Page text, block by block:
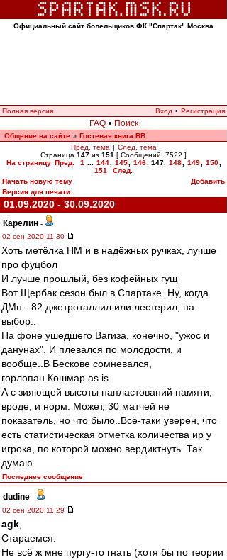
Официальный сайт болельщиков ФК "Спартак" Москва
Полная версия Вход • Регистрация
FAQ • Поиск
Общение на сайте » Гостевая книга ВВ
Пред. тема | След. тема
Страница 147 из 151 [ Сообщений: 7522 ]
На страницу Пред. 1 144 145 146 147 148 149 150
151
След.
Начать новую тему
Добавить
Версия для печати
01.09.2020 - 30.09.2020
Карелин -
02 сен 2020 11:30
Хоть метёлка НМ и в надёжных ручках, лучше
про фуцбол
И лучше прошлый, без кофейных гущ
Вот Щербак сезон был в Спартаке. Ну, когда
ДМн - 82 джетроталлил или лестерил, на
выбор..
На фоне ушедшего Вагиза, конечно, "ужос и
данунах". И плевался по молодости, и
вообще..В Бескове сомневался,
горлопан.Кошмар as is
А с зияющей высоты напластований памяти,
вроде, и норм. Может, 30 матчей не
показатель, но что было..Всё-таки уверен, что
есть статистическая отметка количества ир у
игрока, по которой можно вердиктнуть..Так
думаю
Последнее сообщение
dudine -
02 сен 2020 11:29
agk
Стараемся.
Не всё ж мне пургу-то гнать (хотя бы по теории